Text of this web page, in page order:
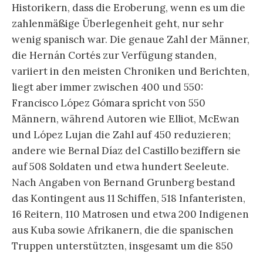
Historikern, dass die Eroberung, wenn es um die
zahlenmäßige Überlegenheit geht, nur sehr
wenig spanisch war. Die genaue Zahl der Männer,
die Hernán Cortés zur Verfügung standen,
variiert in den meisten Chroniken und Berichten,
liegt aber immer zwischen 400 und 550:
Francisco López Gómara spricht von 550
Männern, während Autoren wie Elliot, McEwan
und López Lujan die Zahl auf 450 reduzieren;
andere wie Bernal Díaz del Castillo beziffern sie
auf 508 Soldaten und etwa hundert Seeleute.
Nach Angaben von Bernand Grunberg bestand
das Kontingent aus 11 Schiffen, 518 Infanteristen,
16 Reitern, 110 Matrosen und etwa 200 Indigenen
aus Kuba sowie Afrikanern, die die spanischen
Truppen unterstützten, insgesamt um die 850